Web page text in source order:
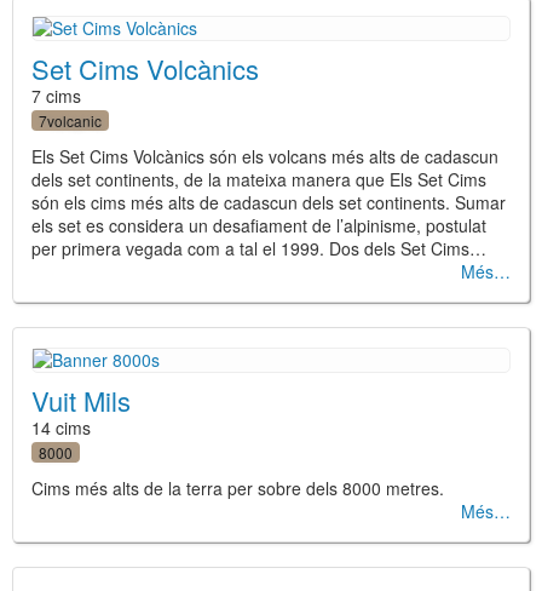
Set Cims Volcànics
7 cims
7volcanic
Els Set Cims Volcànics són els volcans més alts de cadascun
dels set continents, de la mateixa manera que Els Set Cims
són els cims més alts de cadascun dels set continents. Sumar
els set es considera un desafiament de l’alpinisme, postulat
per primera vegada com a tal el 1999. Dos dels Set Cims…
Més
Vuit Mils
14 cims
8000
Cims més alts de la terra per sobre dels 8000 metres.
Més